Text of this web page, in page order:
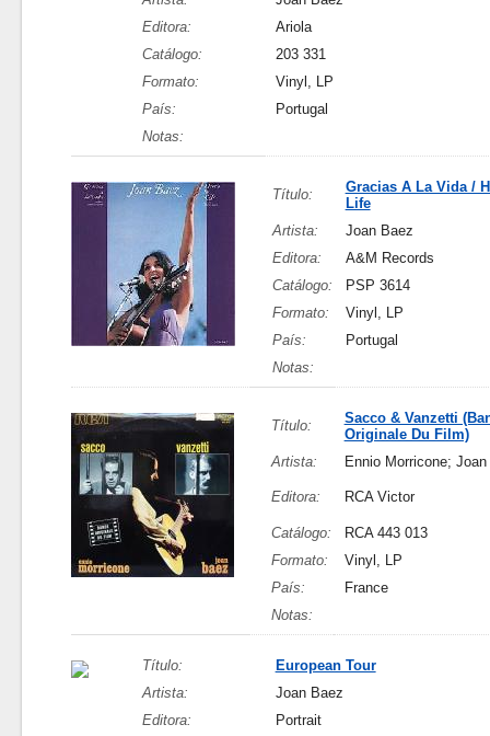
Editora:
Ariola
Catálogo:
203 331
Formato:
Vinyl, LP
País:
Portugal
Notas:
Título:
Gracias A La Vida /
Life
Artista:
Joan Baez
Editora:
A&M Records
Catálogo:
PSP 3614
Formato:
Vinyl, LP
País:
Portugal
Notas:
Título:
Sacco & Vanzetti
Originale Du Film)
Artista:
Ennio Morricone;
Editora: RCA Victor
Catálogo:
RCA 443 013
Formato:
Vinyl, LP
País:
France
Notas:
Título:
European Tour
Artista:
Joan Baez
Editora:
Portrait